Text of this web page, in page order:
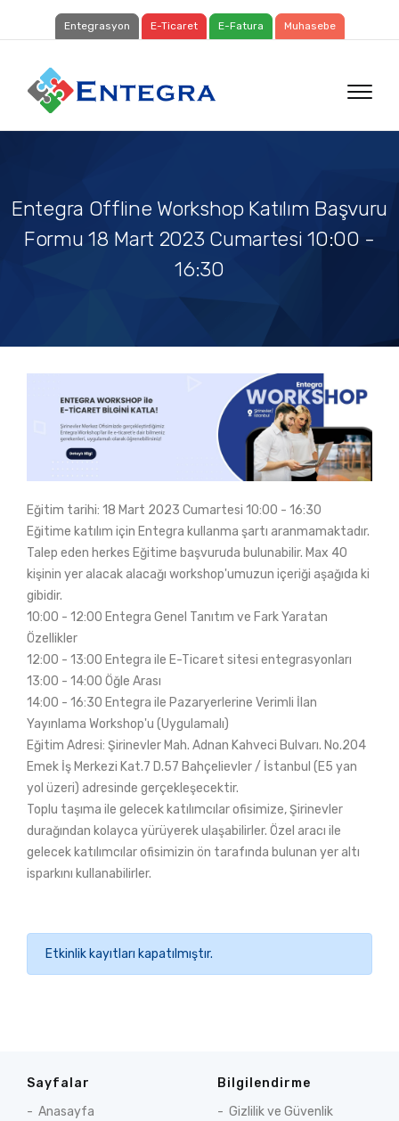
Entegrasyon E-Ticaret E-Fatura Muhasebe
Entegra Offline Workshop Katılım Başvuru
Formu 18 Mart 2023 Cumartesi 10:00 -
16:30
Eğitim tarihi: 18 Mart 2023 Cumartesi 10:00 - 16:30
Eğitime katılım için Entegra kullanma şartı aranmamaktadır.
Talep eden herkes Eğitime başvuruda bulunabilir. Max 40
kişinin yer alacak alacağı workshop'umuzun içeriği aşağıda ki
gibidir.
10:00 - 12:00 Entegra Genel Tanıtım ve Fark Yaratan
Özellikler
12:00 - 13:00 Entegra ile E-Ticaret sitesi entegrasyonları
13:00 - 14:00 Öğle Arası
14:00 - 16:30 Entegra ile Pazaryerlerine Verimli İlan
Yayınlama Workshop'u (Uygulamalı)
Eğitim Adresi: Şirinevler Mah. Adnan Kahveci Bulvarı. No.204
Emek İş Merkezi Kat.7 D.57 Bahçelievler / İstanbul (E5 yan
yol üzeri) adresinde gerçekleşecektir.
Toplu taşıma ile gelecek katılımcılar ofisimize, Şirinevler
durağından kolayca yürüyerek ulaşabilirler. Özel aracı ile
gelecek katılımcılar ofisimizin ön tarafında bulunan yer altı
isparkını kullanabilirler.
Etkinlik kayıtları kapatılmıştır.
Sayfalar
Anasayfa
Bilgilendirme
Gizlilik ve Güvenlik